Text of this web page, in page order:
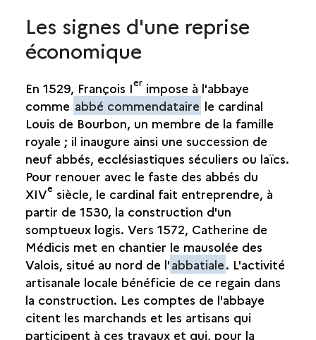
Les signes d'une reprise
économique
En 1529, François Ierimpose à l'abbaye
comme abbé commendataire le cardinal
Louis de Bourbon, un membre de la famille
royale ; il inaugure ainsi une succession de
neuf abbés, ecclésiastiques séculiers ou laïcs.
Pour renouer avec le faste des abbés du
XIVe siècle, le cardinal fait entreprendre, à
partir de 1530, la construction d'un
somptueux logis. Vers 1572, Catherine de
Médicis met en chantier le mausolée des
Valois, situé au nord de l'abbatiale. L'activité
artisanale locale bénéficie de ce regain dans
la construction. Les comptes de l'abbaye
citent les marchands et les artisans qui
participent à ces travaux et qui, pour la